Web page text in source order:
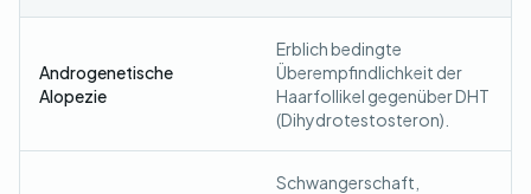
Androgenetische
Alopezie
Erblich bedingte
Überempfindlichkeit der
Haarfollikel gegenüber DHT
(Dihydrotestosteron).
Schwangerschaft,